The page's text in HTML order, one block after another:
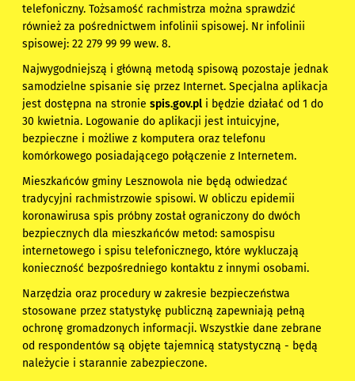
telefoniczny. Tożsamość rachmistrza można sprawdzić
również za pośrednictwem infolinii spisowej. Nr infolinii
spisowej: 22 279 99 99 wew. 8.
Najwygodniejszą i główną metodą spisową pozostaje jednak
samodzielne spisanie się przez Internet. Specjalna aplikacja
jest dostępna na stroniespis.gov.pl i będzie działać od 1 do
30 kwietnia. Logowanie do aplikacji jest intuicyjne,
bezpieczne i możliwe z komputera oraz telefonu
komórkowego posiadającego połączenie z Internetem.
Mieszkańców gminy Lesznowola nie będą odwiedzać
tradycyjni rachmistrzowie spisowi. W obliczu epidemii
koronawirusa spis próbny został ograniczony do dwóch
bezpiecznych dla mieszkańców metod: samospisu
internetowego i spisu telefonicznego, które wykluczają
konieczność bezpośredniego kontaktu z innymi osobami.
Narzędzia oraz procedury w zakresie bezpieczeństwa
stosowane przez statystykę publiczną zapewniają pełną
ochronę gromadzonych informacji. Wszystkie dane zebrane
od respondentów są objęte tajemnicą statystyczną - będą
należycie i starannie zabezpieczone.